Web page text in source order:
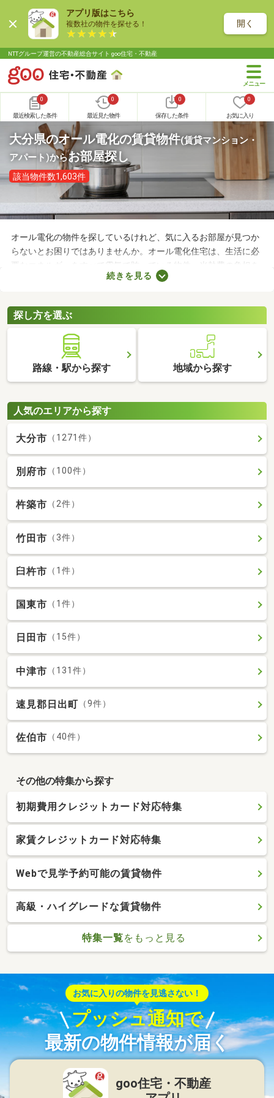
アプリ版はこちら
複数社の物件を探せる！ 開く
NTTグループ運営の不動産総合サイト goo住宅・不動産
0
最近検索した条件
0
最近見た物件
0
保存した条件
0
お気に入り
大分県のオール電化の賃貸物件(賃貸マンション・
アパート)からお部屋探し
該当物件数1,603件
オール電化の物件を探しているけれど、気に入るお部屋が見つか
らないとお困りではありませんか。オール電化住宅は、生活に必
要なエネルギーをすべて電気で賄っている物件。光熱費の負担を
抑える、ガスの使用による火災リスクがないなどのメリットがあ
を紹介します。
続きを見る
探し方を選ぶ
路線・駅から探す 地域から探す
人気のエリアから探す
大分市 （1271件）
別府市 （100件）
杵築市 （2件）
竹田市 （3件）
臼杵市 （1件）
国東市 （1件）
日田市 （15件）
中津市 （131件）
速見郡日出町 （9件）
佐伯市 （40件）
その他の特集から探す
初期費用クレジットカード対応特集
家賃クレジットカード対応特集
Webで見学予約可能の賃貸物件
高級・ハイグレードな賃貸物件
特集一覧をもっと見る
お気に入りの物件を見逃さない！
プッシュ通知で
最新の物件情報が届く
goo住宅・不動産